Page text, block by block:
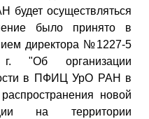
осуществляться
было принято в
директора №1227-5
организации
в ПФИЦ УрО РАН в
новой
на территории